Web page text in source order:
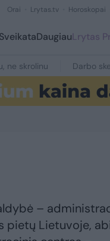
Orai Lrytas.tv Horoskopai
SveikataDaugiauLrytas
ne skrolinu Darbo
–
pietų Lietuvoje,